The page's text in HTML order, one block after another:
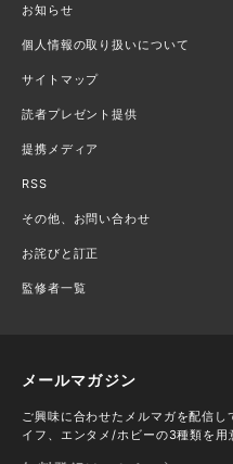
お知らせ
個人情報の取り扱いについて
サイトマップ
読者プレゼント提供
提携メディア
RSS
その他、お問い合わせ
お詫びと訂正
監修者一覧
メールマガジン
ご興味に合わせたメルマガを配信
イフ、エンタメ/ホビーの3種類を用